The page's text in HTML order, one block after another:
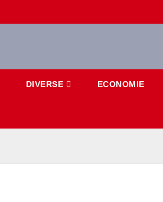
DIVERSE ECONOMIE